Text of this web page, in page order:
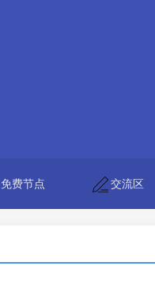
免费节点 交流区